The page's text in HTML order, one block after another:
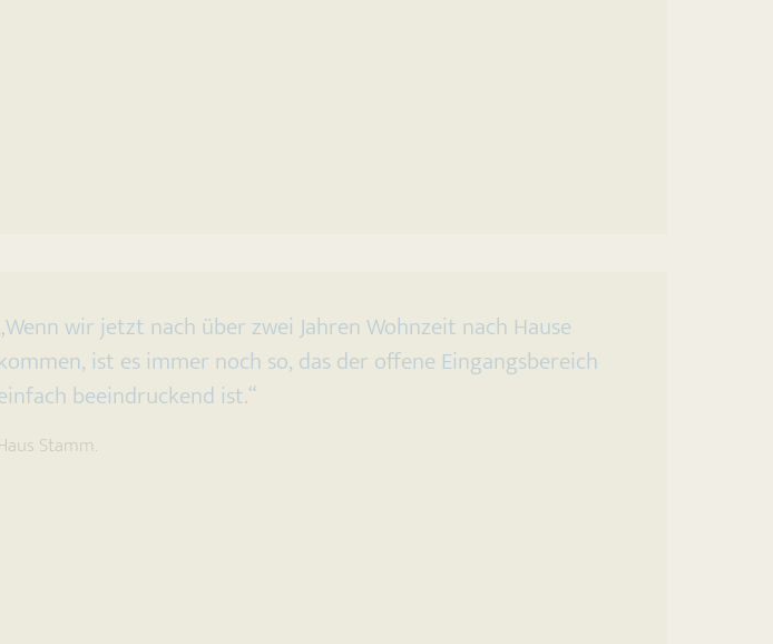
wir jetzt nach über zwei Jahren Wohnzeit nach Hause
kommen, ist es immer noch so, das der offene Eingangsbereich
beeindruckend ist.“
Stamm.